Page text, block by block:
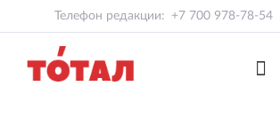
Телефон редакции: +7 700 978-78-54